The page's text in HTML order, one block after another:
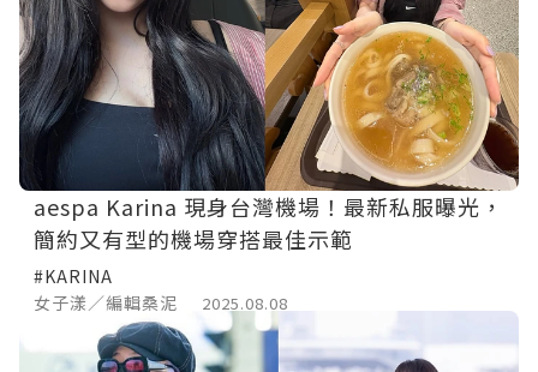
aespa Karina 現身台灣機場！最新私服曝光，
簡約又有型的機場穿搭最佳示範
#KARINA
女子漾／編輯桑泥
2025.08.08